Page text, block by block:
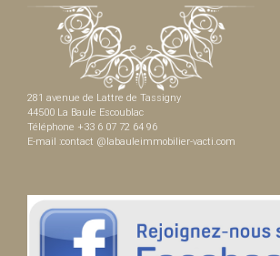
281 avenue de Lattre de Tassigny
44500 La Baule Escoublac
Téléphone +33 6 07 72 64 96
E-mail :contact @labauleimmobilier-vacti.com